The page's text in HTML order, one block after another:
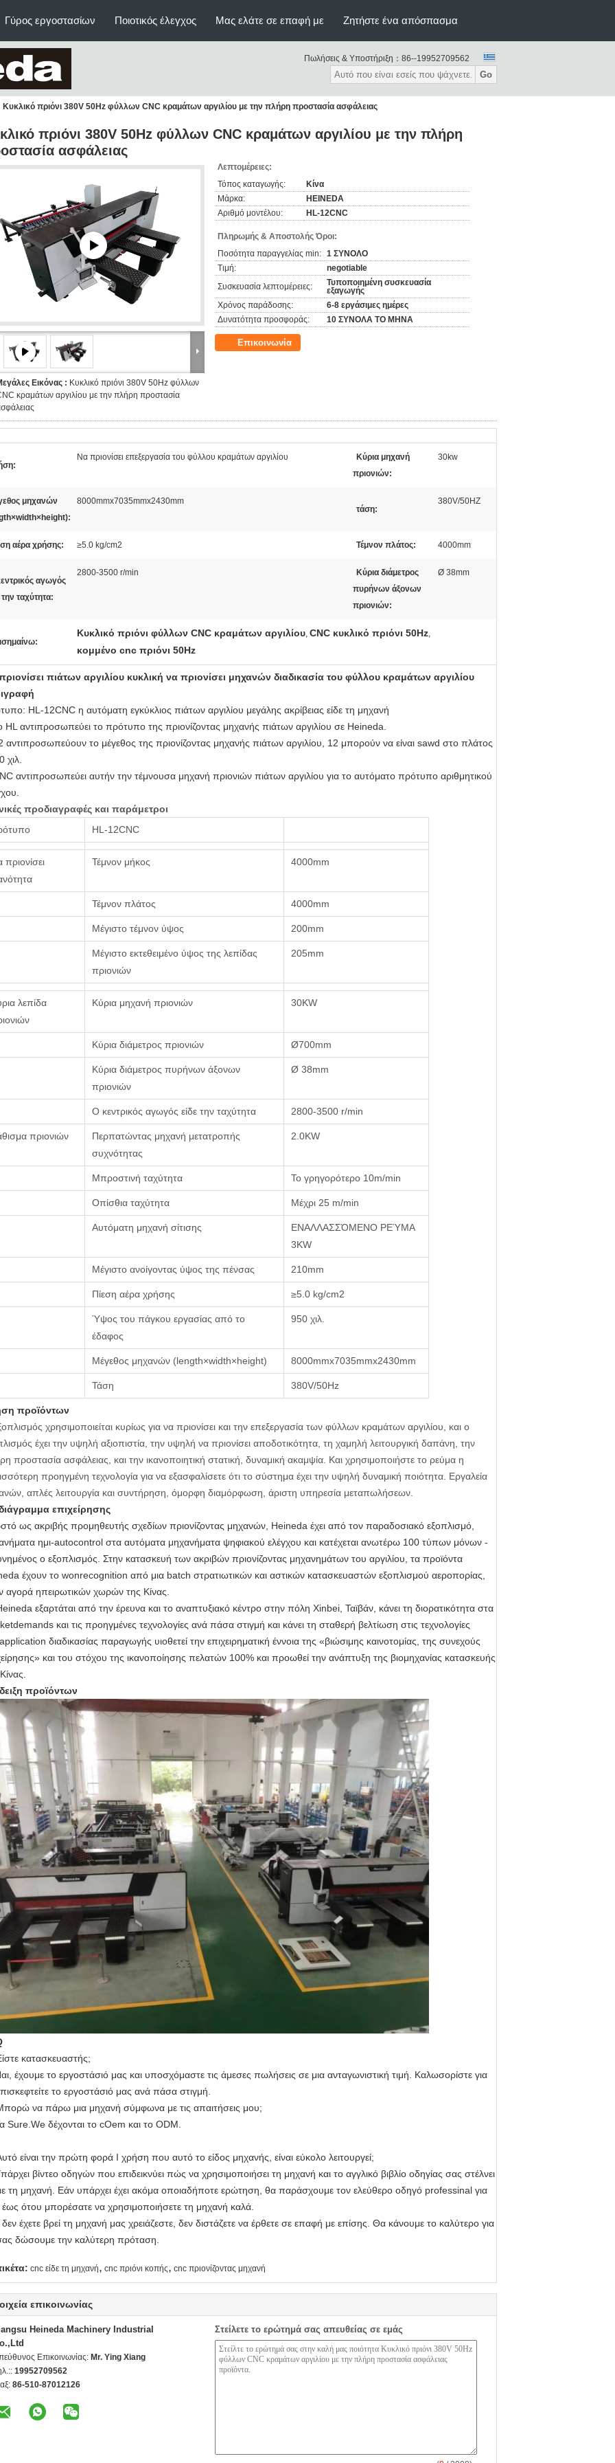
Γύρος εργοστασίων Ποιοτικός έλεγχος Μας ελάτε σε επαφή με Ζητήστε ένα απόσπασμα
Πωλήσεις & Υποστήριξη： 86--19952709562
Go
Κυκλικό πριόνι 380V 50Hz φύλλων CNC κραμάτων αργιλίου με την πλήρη προστασία ασφάλειας
πριόνι 380V 50Hz φύλλων CNC κραμάτων αργιλίου με την πλήρη
ασφάλειας
Εικόνας : Κυκλικό πριόνι 380V 50Hz φύλλων
κραμάτων αργιλίου με την πλήρη προστασία
Λεπτομέρειες:
Τόπος καταγωγής:
Κίνα
Μάρκα:
HEINEDA
Αριθμό μοντέλου:
HL-12CNC
Πληρωμής & Αποστολής Όροι:
Ποσότητα παραγγελίας min: 1 ΣΥΝΟΛΟ
Τιμή:
negotiable
Συσκευασία λεπτομέρειες:
Τυποποιημένη συσκευασία
εξαγωγής
Χρόνος παράδοσης:
6-8 εργάσιμες ημέρες
Δυνατότητα προσφοράς:
10 ΣΥΝΟΛΑ ΤΟ ΜΗΝΑ
Επικοινωνία
Να πριονίσει επεξεργασία του φύλλου κραμάτων αργιλίου
Κύρια μηχανή
πριονιών:
30kw
μηχανών
8000mmx7035mmx2430mm
τάση:
380V/50HZ
αέρα χρήσης: ≥5.0 kg/cm2 Τέμνον πλάτος: 4000mm
αγωγός
την ταχύτητα:
2800-3500 r/min
Κύρια διάμετρος
πυρήνων άξονων
πριονιών:
Ø 38mm
Κυκλικό πριόνι φύλλων CNC κραμάτων αργιλίου, CNC κυκλικό πριόνι 50Hz,
κομμένο cnc πριόνι 50Hz
πιάτων αργιλίου κυκλική να πριονίσει μηχανών διαδικασία του φύλλου κραμάτων αργιλίου
HL-12CNC η αυτόματη εγκύκλιος πιάτων αργιλίου μεγάλης ακρίβειας είδε τη μηχανή
HL αντιπροσωπεύει το πρότυπο της πριονίζοντας μηχανής πιάτων αργιλίου σε Heineda.
αντιπροσωπεύουν το μέγεθος της πριονίζοντας μηχανής πιάτων αργιλίου, 12 μπορούν να είναι sawd στο πλάτος
χιλ.
αντιπροσωπεύει αυτήν την τέμνουσα μηχανή πριονιών πιάτων αργιλίου για το αυτόματο πρότυπο αριθμητικού
προδιαγραφές και παράμετροι
HL-12CNC
πριονίσει
Τέμνον μήκος 4000mm
Τέμνον πλάτος 4000mm
Μέγιστο τέμνον ύψος 200mm
Μέγιστο εκτεθειμένο ύψος της λεπίδας
πριονιών
205mm
λεπίδα
Κύρια μηχανή πριονιών 30KW
Κύρια διάμετρος πριονιών Ø700mm
Κύρια διάμετρος πυρήνων άξονων
πριονιών
Ø 38mm
Ο κεντρικός αγωγός είδε την ταχύτητα 2800-3500 r/min
πριονιών
Περπατώντας μηχανή μετατροπής
συχνότητας
2.0KW
Μπροστινή ταχύτητα Το γρηγορότερο 10m/min
Οπίσθια ταχύτητα Μέχρι 25 m/min
Αυτόματη μηχανή σίτισης
ΕΝΑΛΛΑΣΣΌΜΕΝΟ ΡΕΎΜΑ
3KW
Μέγιστο ανοίγοντας ύψος της πένσας 210mm
Πίεση αέρα χρήσης ≥5.0 kg/cm2
Ύψος του πάγκου εργασίας από το
έδαφος
950 χιλ.
Μέγεθος μηχανών (length×width×height) 8000mmx7035mmx2430mm
Τάση 380V/50Hz
προϊόντων
χρησιμοποιείται κυρίως για να πριονίσει και την επεξεργασία των φύλλων κραμάτων αργιλίου, και ο
έχει την υψηλή αξιοπιστία, την υψηλή να πριονίσει αποδοτικότητα, τη χαμηλή λειτουργική δαπάνη, την
προστασία ασφάλειας, και την ικανοποιητική στατική, δυναμική ακαμψία. Και χρησιμοποιήστε το ρεύμα η
προηγμένη τεχνολογία για να εξασφαλίσετε ότι το σύστημα έχει την υψηλή δυναμική ποιότητα. Εργαλεία
απλές λειτουργία και συντήρηση, όμορφη διαμόρφωση, άριστη υπηρεσία μεταπωλήσεων.
επιχείρησης
ως ακριβής προμηθευτής σχεδίων πριονίζοντας μηχανών, Heineda έχει από τον παραδοσιακό εξοπλισμό,
ημι-autocontrol στα αυτόματα μηχανήματα ψηφιακού ελέγχου και κατέχεται ανωτέρω 100 τύπων μόνων -
ο εξοπλισμός. Στην κατασκευή των ακριβών πριονίζοντας μηχανημάτων του αργιλίου, τα προϊόντα
έχουν το wonrecognition από μια batch στρατιωτικών και αστικών κατασκευαστών εξοπλισμού αεροπορίας,
αγορά ηπειρωτικών χωρών της Κίνας.
εξαρτάται από την έρευνα και το αναπτυξιακό κέντρο στην πόλη Xinbei, Ταϊβάν, κάνει τη διορατικότητα στα
και τις προηγμένες τεχνολογίες ανά πάσα στιγμή και κάνει τη σταθερή βελτίωση στις τεχνολογίες
διαδικασίας παραγωγής υιοθετεί την επιχειρηματική έννοια της «βιώσιμης καινοτομίας, της συνεχούς
και του στόχου της ικανοποίησης πελατών 100% και προωθεί την ανάπτυξη της βιομηχανίας κατασκευής
προϊόντων
κατασκευαστής;
έχουμε το εργοστάσιό μας και υποσχόμαστε τις άμεσες πωλήσεις σε μια ανταγωνιστική τιμή. Καλωσορίστε για
το εργοστάσιό μας ανά πάσα στιγμή.
να πάρω μια μηχανή σύμφωνα με τις απαιτήσεις μου;
Sure.We δέχονται το cOem και το ODM.
είναι την πρώτη φορά Ι χρήση που αυτό το είδος μηχανής, είναι εύκολο λειτουργεί;
βίντεο οδηγών που επιδεικνύει πώς να χρησιμοποιήσει τη μηχανή και το αγγλικό βιβλίο οδηγίας σας στέλνει
τη μηχανή. Εάν υπάρχει έχει ακόμα οποιαδήποτε ερώτηση, θα παράσχουμε τον ελεύθερο οδηγό professinal για
ότου μπορέσατε να χρησιμοποιήσετε τη μηχανή καλά.
έχετε βρεί τη μηχανή μας χρειάζεστε, δεν διστάζετε να έρθετε σε επαφή με επίσης. Θα κάνουμε το καλύτερο για
δώσουμε την καλύτερη πρόταση.
cnc είδε τη μηχανή, cnc πριόνι κοπής, cnc πριονίζοντας μηχανή
επικοινωνίας
Heineda Machinery Industrial
Επικοινωνίας: Mr. Ying Xiang
19952709562
86-510-87012126
Στείλετε το ερώτημά σας απευθείας σε εμάς